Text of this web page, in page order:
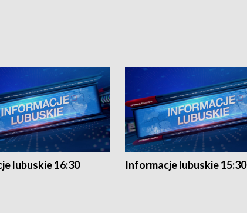
lubuskie 16:30 Informacje lubuskie 15:30